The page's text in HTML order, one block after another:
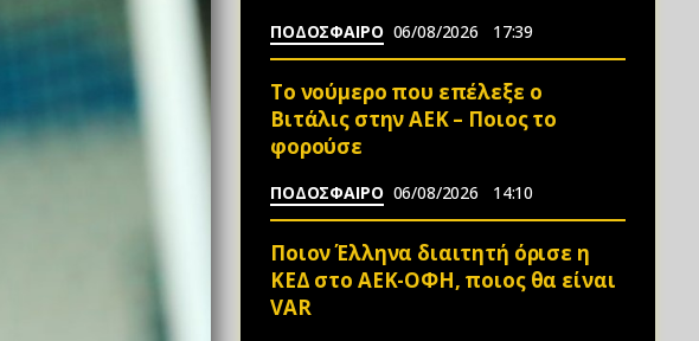
ΠΟΔΟΣΦΑΙΡΟ 06/08/2026 17:39
Το νούμερο που επέλεξε ο
Βιτάλις στην ΑΕΚ – Ποιος το
φορούσε
ΠΟΔΟΣΦΑΙΡΟ 06/08/2026 14:10
Ποιον Έλληνα διαιτητή όρισε η
ΚΕΔ στο ΑΕΚ-ΟΦΗ, ποιος θα είναι
VAR